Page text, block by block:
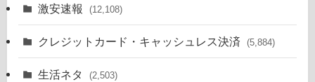
激安速報 (12,108)
クレジットカード・キャッシュレス決済 (5,884)
生活ネタ (2,503)